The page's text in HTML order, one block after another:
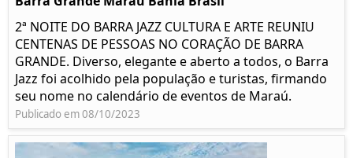
2ª NOITE DO BARRA JAZZ CULTURA E ARTE REUNIU
CENTENAS DE PESSOAS NO CORAÇÃO DE BARRA
GRANDE. Diverso, elegante e aberto a todos, o Barra
Jazz foi acolhido pela população e turistas, firmando
seu nome no calendário de eventos de Maraú.
Publicado em 08/10/2023